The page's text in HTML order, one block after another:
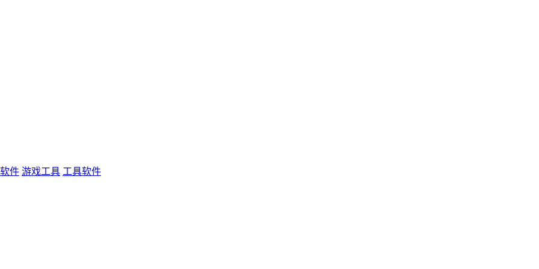
件 游戏工具 工具软件